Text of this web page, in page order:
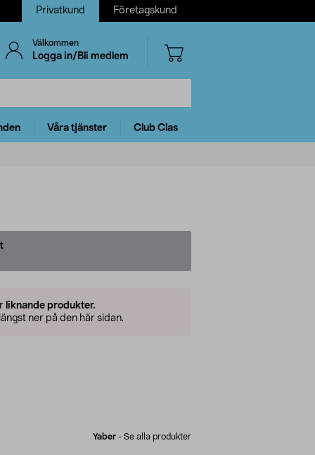
Privatkund Företagskund
Välkommen
Logga in/Bli medlem
Våra tjänster Club Clas
liknande produkter.
ner på den här sidan.
Yaber - Se alla produkter